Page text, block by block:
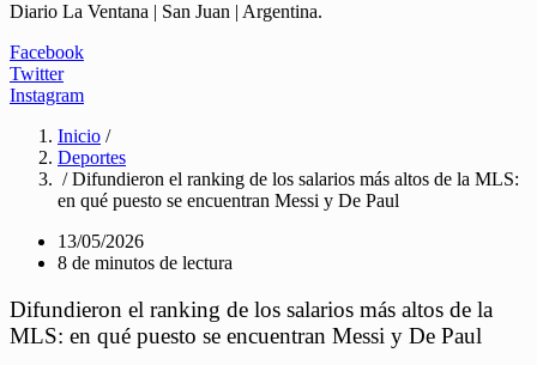
Diario La Ventana | San Juan | Argentina.
Facebook
Twitter
Instagram
Inicio /
Deportes
/ Difundieron el ranking de los salarios más altos de la MLS:
en qué puesto se encuentran Messi y De Paul
13/05/2026
8 de minutos de lectura
Difundieron el ranking de los salarios más altos de la
MLS: en qué puesto se encuentran Messi y De Paul